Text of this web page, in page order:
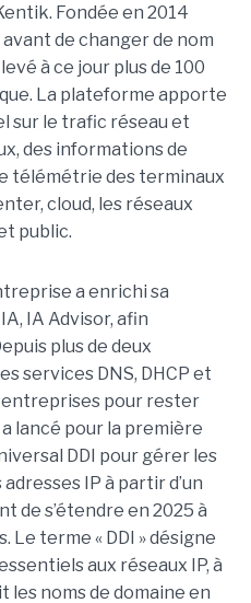
Fondée en 2014
de changer de nom
à ce jour plus de 100
La plateforme apporte
sur le trafic réseau et
des informations de
télémétrie des terminaux
cloud, les réseaux
public.
a enrichi sa
IA Advisor, afin
plus de deux
services DNS, DHCP et
pour rester
lancé pour la première
DDI pour gérer les
IP à partir d’un
de s’étendre en 2025 à
Le terme « DDI » désigne
aux réseaux IP, à
les noms de domaine en